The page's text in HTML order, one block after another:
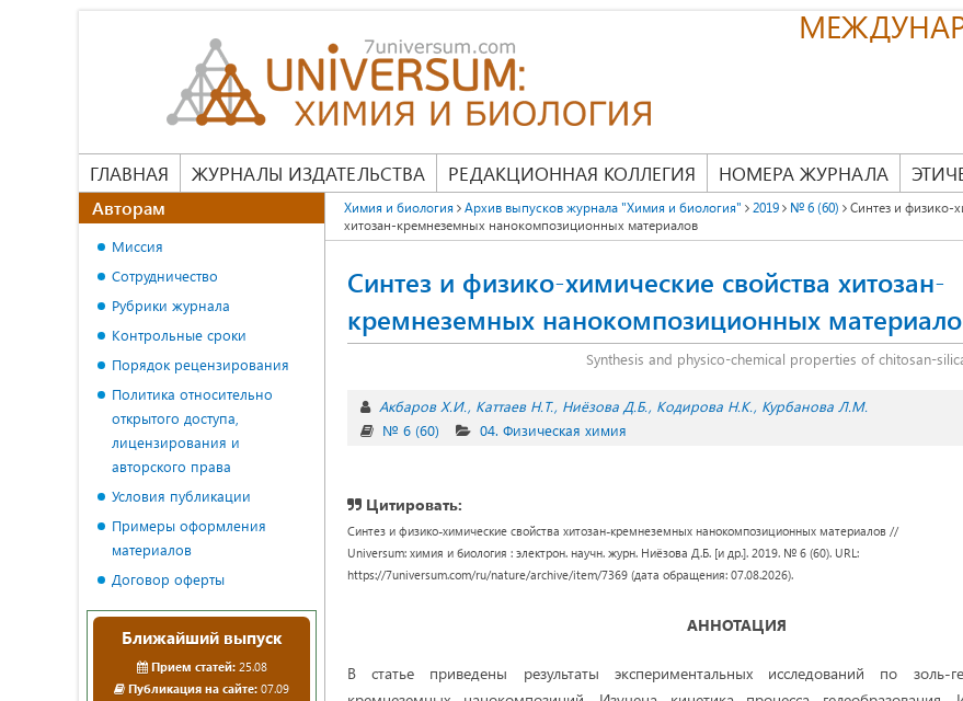
ГЛАВНАЯ ЖУРНАЛЫ ИЗДАТЕЛЬСТВА РЕДАКЦИОННАЯ КОЛЛЕГИЯ НОМЕРА ЖУРНАЛА
Химия и биология Архив выпусков журнала "Химия и биология" 2019 № 6 (60)
Синтез и физико-
хитозан-кремнеземных нанокомпозиционных материалов
Синтез и физико-химические свойства хитозан-
кремнеземных нанокомпозиционных
Synthesis and physico-chemical properties of chitosan-
Акбаров Х.И. Каттаев Н.Т. Ниёзова Д.Б. Кодирова Н.К. Курбанова Л.М.
№ 6 (60)
04. Физическая химия
Цитировать:
Синтез и физико-химические свойства хитозан-кремнеземных нанокомпозиционных материалов //
Universum: химия и биология : электрон. научн. журн. Ниёзова Д.Б. [и др.]. 2019. № 6 (60). URL:
https://7universum.com/ru/nature/archive/item/7369 (дата обращения: 07.08.2026).
АННОТАЦИЯ
В статье приведены результаты экспериментальных исследований по золь-
Авторам
Миссия
Сотрудничество
Рубрики журнала
Контрольные сроки
Порядок рецензирования
Политика относительно
открытого доступа,
лицензирования и
авторского права
Условия публикации
Примеры оформления
материалов
Договор оферты
Ближайший выпуск
Прием статей:25.08
Публикация на сайте: 07.09